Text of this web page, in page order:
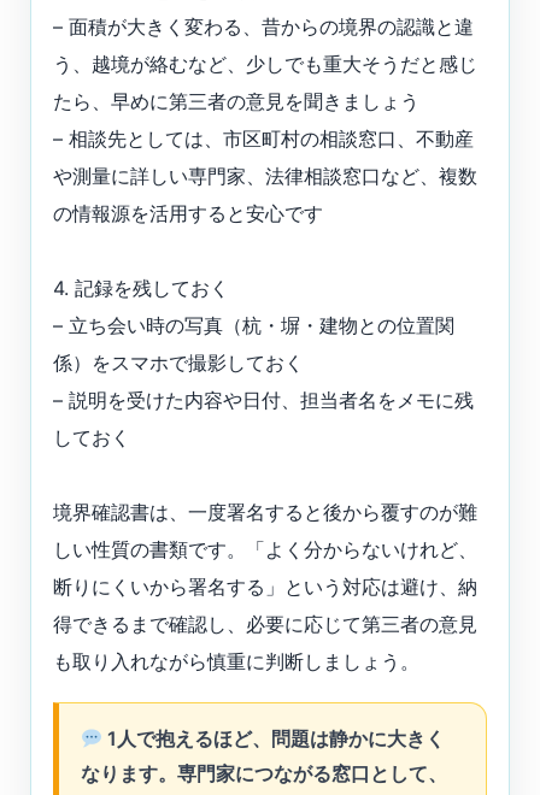
– 面積が大きく変わる、昔からの境界の認識と違
う、越境が絡むなど、少しでも重大そうだと感じ
たら、早めに第三者の意見を聞きましょう
– 相談先としては、市区町村の相談窓口、不動産
や測量に詳しい専門家、法律相談窓口など、複数
の情報源を活用すると安心です
4. 記録を残しておく
– 立ち会い時の写真（杭・塀・建物との位置関
係）をスマホで撮影しておく
– 説明を受けた内容や日付、担当者名をメモに残
しておく
境界確認書は、一度署名すると後から覆すのが難
しい性質の書類です。「よく分からないけれど、
断りにくいから署名する」という対応は避け、納
得できるまで確認し、必要に応じて第三者の意見
も取り入れながら慎重に判断しましょう。
1人で抱えるほど、問題は静かに大きく
なります。専門家につながる窓口として、